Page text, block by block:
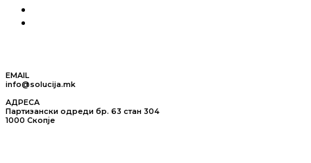
EMAIL
info@solucija.mk
АДРЕСА
Партизански одреди бр. 63 стан 304
1000 Скопје